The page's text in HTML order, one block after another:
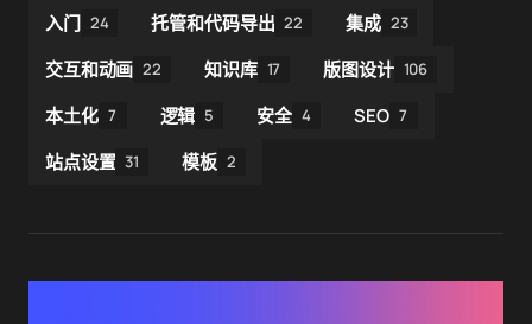
入门 24 托管和代码导出 22 集成 23
交互和动画 22 知识库 17 版图设计 106
本土化 7 逻辑 5 安全 4 SEO 7
站点设置 31 模板 2